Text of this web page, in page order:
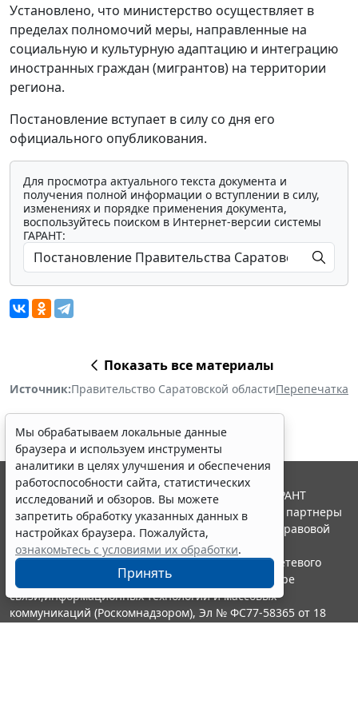
Установлено, что министерство осуществляет в
пределах полномочий меры, направленные на
социальную и культурную адаптацию и интеграцию
иностранных граждан (мигрантов) на территории
региона.
Постановление вступает в силу со дня его
официального опубликования.
Для просмотра актуального текста документа и
получения полной информации о вступлении в силу,
изменениях и порядке применения документа,
воспользуйтесь поиском в Интернет-версии системы
ГАРАНТ:
Показать все материалы
Источник:Правительство Саратовской областиПерепечатка
Мы обрабатываем локальные данные
браузера и используем инструменты
аналитики в целях улучшения и обеспечения
работоспособности сайта, статистических
исследований и обзоров. Вы можете
запретить обработку указанных данных в
настройках браузера. Пожалуйста,
ознакомьтесь с условиями их обработки.
Принять
© ООО "НПП "ГАРАНТ-СЕРВИС", 2026. Система ГАРАНТ
выпускается с 1990 года. Компания "Гарант" и ее партнеры
являются участниками Российской ассоциации правовой
информации ГАРАНТ.
Портал ГАРАНТ.РУ зарегистрирован в качестве сетевого
издания Федеральной службой по надзору в сфере
связи,информационных технологий и массовых
коммуникаций (Роскомнадзором), Эл № ФС77-58365 от 18